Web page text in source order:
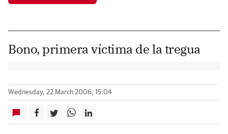
Bono, primera víctima de la tregua
Wednesday, 22 March 2006, 15:04